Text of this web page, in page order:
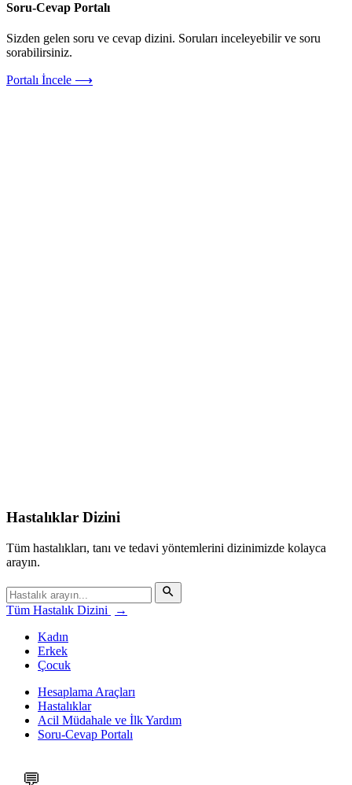
Soru-Cevap Portalı
Sizden gelen soru ve cevap dizini. Soruları inceleyebilir ve soru
sorabilirsiniz.
Portalı İncele ⟶
Hastalıklar Dizini
Tüm hastalıkları, tanı ve tedavi yöntemlerini dizinimizde kolayca
arayın.
Tüm Hastalık Dizini
→
Kadın
Erkek
Çocuk
Hesaplama Araçları
Hastalıklar
Acil Müdahale ve İlk Yardım
Soru-Cevap Portalı
💬